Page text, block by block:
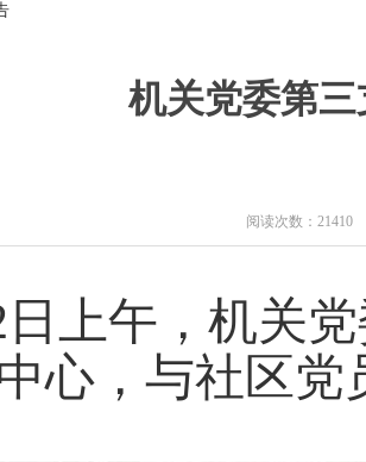
机关党委第
阅读次数：21410
日上午，机关
心，与社区